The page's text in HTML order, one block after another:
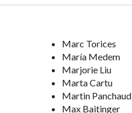
Marc Torices
María Medem
Marjorie Liu
Marta Cartu
Martin Panchaud
Max Baitinger